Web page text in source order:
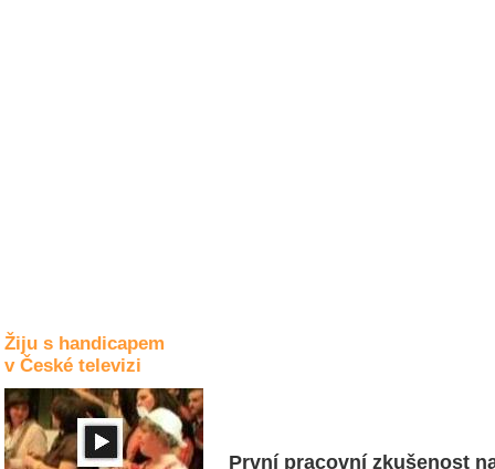
Žiju s handicapem
v České televizi
První pracovní zkušenost